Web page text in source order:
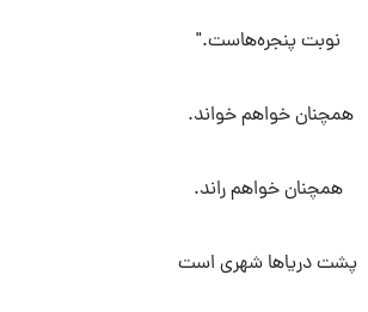
نوبت پنجره‌هاست."
همچنان خواهم خواند.
همچنان خواهم راند.
پشت دریاها شهری است